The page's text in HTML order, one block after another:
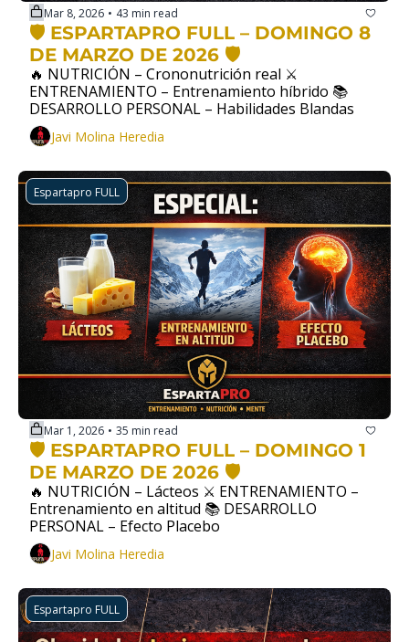
Mar 8, 2026 • 43 min read
🛡️ ESPARTAPRO FULL – DOMINGO 8
DE MARZO DE 2026 🛡️
🔥 NUTRICIÓN – Crononutrición real ⚔️
ENTRENAMIENTO – Entrenamiento híbrido 📚
DESARROLLO PERSONAL – Habilidades Blandas
Javi Molina Heredia
Espartapro FULL
Mar 1, 2026 • 35 min read
🛡️ ESPARTAPRO FULL – DOMINGO 1
DE MARZO DE 2026 🛡️
🔥 NUTRICIÓN – Lácteos ⚔️ ENTRENAMIENTO –
Entrenamiento en altitud 📚 DESARROLLO
PERSONAL – Efecto Placebo
Javi Molina Heredia
Espartapro FULL